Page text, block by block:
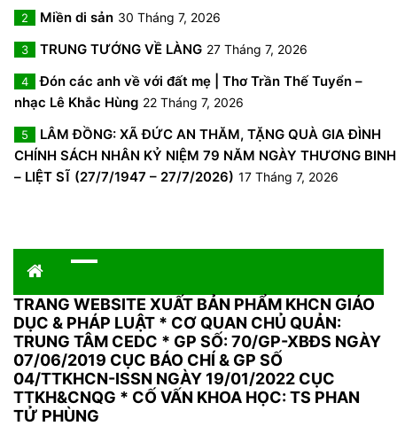
2 Miền di sản 30 Tháng 7, 2026
3 TRUNG TƯỚNG VỀ LÀNG 27 Tháng 7, 2026
4
Đón các anh về với đất mẹ | Thơ Trần Thế Tuyển –
nhạc Lê Khắc Hùng 22 Tháng 7, 2026
5
LÂM ĐỒNG: XÃ ĐỨC AN THĂM, TẶNG QUÀ GIA ĐÌNH
CHÍNH SÁCH NHÂN KỶ NIỆM 79 NĂM NGÀY THƯƠNG BINH
– LIỆT SĨ (27/7/1947 – 27/7/2026) 17 Tháng 7, 2026
TRANG WEBSITE XUẤT BẢN PHẨM KHCN GIÁO
DỤC & PHÁP LUẬT * CƠ QUAN CHỦ QUẢN:
TRUNG TÂM CEDC * GP SỐ: 70/GP-XBĐS NGÀY
07/06/2019 CỤC BÁO CHÍ & GP SỐ
04/TTKHCN-ISSN NGÀY 19/01/2022 CỤC
TTKH&CNQG * CỐ VẤN KHOA HỌC: TS PHAN
TỬ PHÙNG